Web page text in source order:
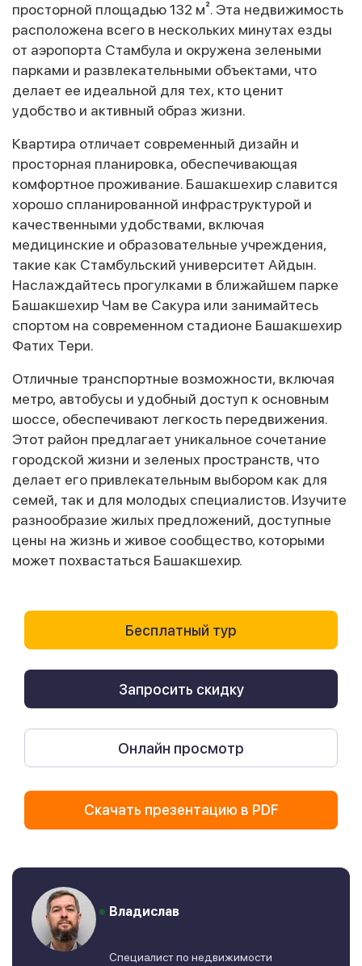
просторной площадью 132 м². Эта недвижимость
расположена всего в нескольких минутах езды
от аэропорта Стамбула и окружена зелеными
парками и развлекательными объектами, что
делает ее идеальной для тех, кто ценит
удобство и активный образ жизни.
Квартира отличает современный дизайн и
просторная планировка, обеспечивающая
комфортное проживание. Башакшехир славится
хорошо спланированной инфраструктурой и
качественными удобствами, включая
медицинские и образовательные учреждения,
такие как Стамбульский университет Айдын.
Наслаждайтесь прогулками в ближайшем парке
Башакшехир Чам ве Сакура или занимайтесь
спортом на современном стадионе Башакшехир
Фатих Тери.
Отличные транспортные возможности, включая
метро, автобусы и удобный доступ к основным
шоссе, обеспечивают легкость передвижения.
Этот район предлагает уникальное сочетание
городской жизни и зеленых пространств, что
делает его привлекательным выбором как для
семей, так и для молодых специалистов. Изучите
разнообразие жилых предложений, доступные
цены на жизнь и живое сообщество, которыми
может похвастаться Башакшехир.
Бесплатный тур
Запросить скидку
Онлайн просмотр
Скачать презентацию в PDF
Владислав
Специалист по недвижимости